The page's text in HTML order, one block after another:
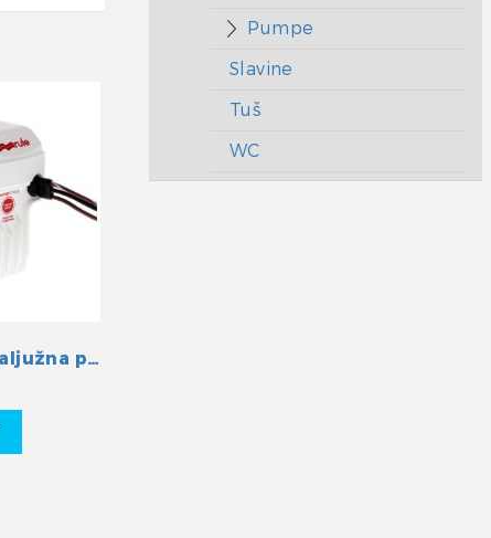
Automatska kaljužna pumpa 500GPH 12V
Pumpe
Slavine
Tuš
WC